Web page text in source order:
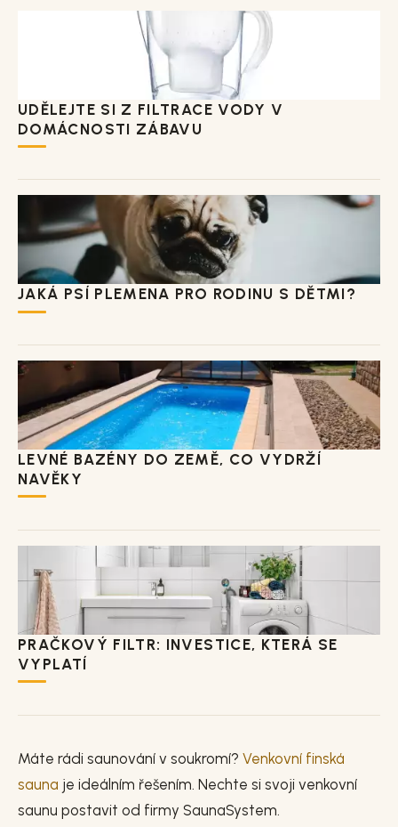
UDĚLEJTE SI Z FILTRACE VODY V
DOMÁCNOSTI ZÁBAVU
JAKÁ PSÍ PLEMENA PRO RODINU S DĚTMI?
LEVNÉ BAZÉNY DO ZEMĚ, CO VYDRŽÍ
NAVĚKY
PRAČKOVÝ FILTR: INVESTICE, KTERÁ SE
VYPLATÍ
Máte rádi saunování v soukromí? Venkovní finská
sauna je ideálním řešením. Nechte si svoji venkovní
saunu postavit od firmy SaunaSystem.